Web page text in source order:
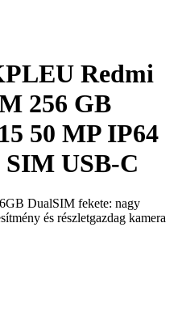
Redmi
256 GB
50 MP IP64
USB-C
DualSIM fekete: nagy
és részletgazdag kamera